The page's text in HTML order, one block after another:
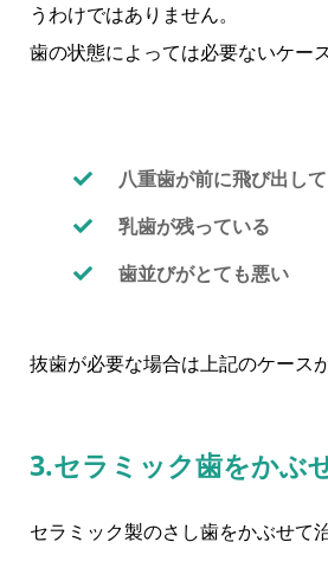
うわけではありません。
歯の状態によっては必要ないケー
八重歯が前に飛び出し
乳歯が残っている
歯並びがとても悪い
抜歯が必要な場合は上記のケース
3.セラミック歯をかぶ
セラミック製のさし歯をかぶせて